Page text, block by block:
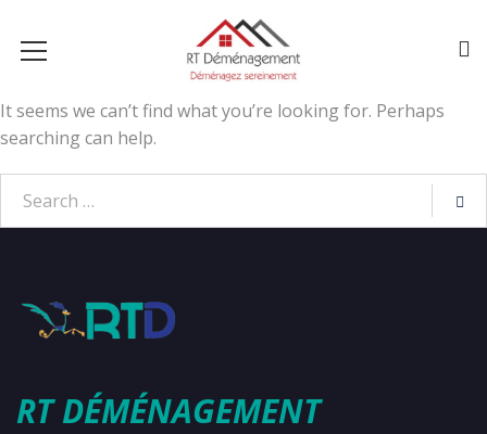
It seems we can’t find what you’re looking for. Perhaps
searching can help.
RT DÉMÉNAGEMENT